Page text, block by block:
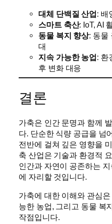
대체 단백질 산업: 배
스마트 축산: IoT, AI
동물 복지 향상: 동물
대
지속 가능한 농업: 환
후 변화 대응
결론
가축은 인간 문명과 함께
다. 단순한 식량 공급을 넘
전반에 걸쳐 깊은 영향을
축 산업은 기술과 환경적
인간과 자연이 공존하는
에 자리할 것입니다.
가축에 대한 이해와 관심
능한 농업, 그리고 동물 복
작점입니다.